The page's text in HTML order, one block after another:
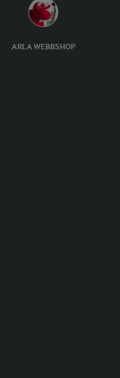
ARLA WEBBSHOP